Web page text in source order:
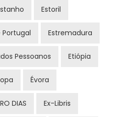
Estoril
Portugal Estremadura
Pessoanos Etiópia
Évora
DIAS Ex-Libris